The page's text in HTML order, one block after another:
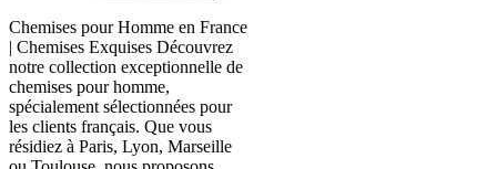
Chemises pour Homme en France
| Chemises Exquises Découvrez
notre collection exceptionnelle de
chemises pour homme,
spécialement sélectionnées pour
les clients français. Que vous
résidiez à Paris, Lyon, Marseille